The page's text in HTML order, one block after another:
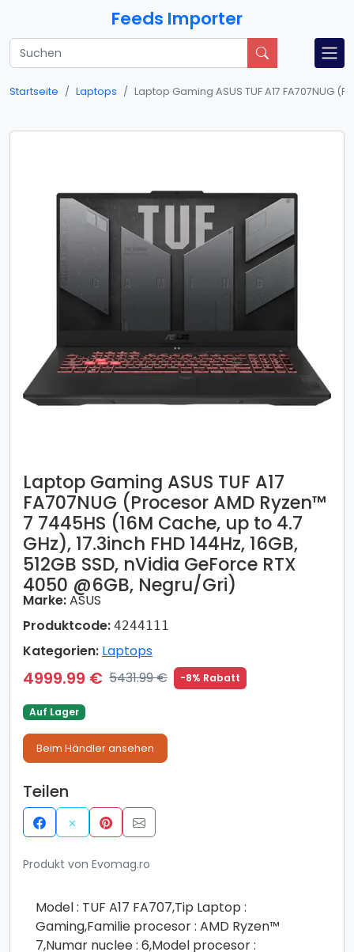
Feeds Importer
Startseite Laptops Laptop Gaming ASUS TUF A17 FA707NUG
Laptop Gaming ASUS TUF A17
FA707NUG (Procesor AMD Ryzen™
7 7445HS (16M Cache, up to 4.7
GHz), 17.3inch FHD 144Hz, 16GB,
512GB SSD, nVidia GeForce RTX
4050 @6GB, Negru/Gri)
Marke:ASUS
Produktcode: 4244111
Kategorien: Laptops
4999.99 € 5431.99 € -8% Rabatt
Auf Lager
Beim Händler ansehen
Teilen
Produkt von Evomag.ro
Model : TUF A17 FA707,Tip Laptop :
Gaming,Familie procesor : AMD Ryzen™
7,Numar nuclee : 6,Model procesor :